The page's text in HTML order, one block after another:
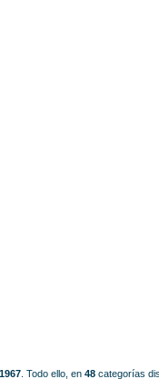
1967 Todo ello, en 48 categorías